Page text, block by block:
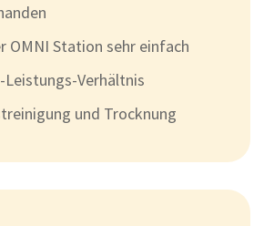
OMNI Station sehr einfach
Leistungs-Verhältnis
und Trocknung